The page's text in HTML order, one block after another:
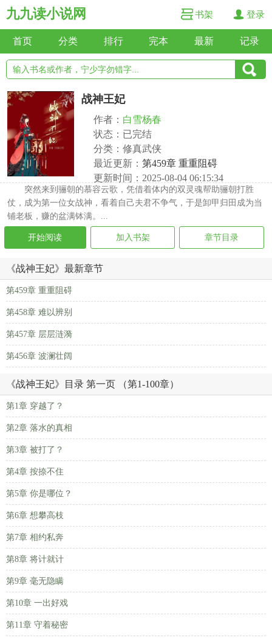
九九读小说网 书架 登录
首页 分类 排行 完本 最新 记录
战神王妃
作者： 白雪杨春
状态：已完结
分类：修真武侠
最近更新： 第459章 重重阻碍
更新时间：2025-08-04 06:15:34
突然来到骊朝的慕容云歌，凭借着体内的双灵魂帮助骊朝打胜
仗，成为第一位女战神，看着自己夫君不争气，于是卸甲归田成为当
铺老板，赚的盆满钵满。...
开始阅读 加入书架 章节目录
《战神王妃》最新章节
第459章 重重阻碍
第458章 难以辨别
第457章 层层涟漪
第456章 波澜壮阔
《战神王妃》目录 第一页 （第1-100章）
第1章 穿越了？
第2章 落水的真相
第3章 被打了？
第4章 按捺不住
第5章 你是哪位？
第6章 想攀高枝
第7章 相约私奔
第8章 将计就计
第9章 毫无隐瞒
第10章 一出好戏
第11章 守着秘密